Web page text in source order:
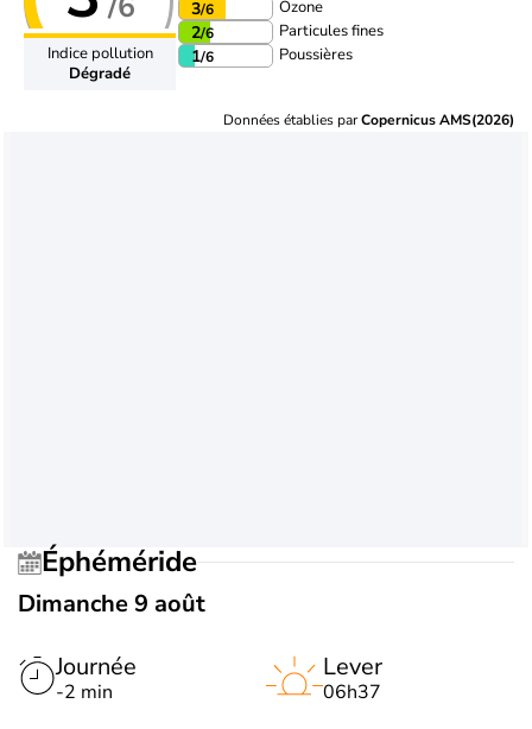
Indice pollution
Dégradé
3/6 Ozone
2/6 Particules fines
1/6 Poussières
Données établies parCopernicus AMS(2026)
Éphéméride
Dimanche 9 août
Journée
-2 min
Lever
06h37